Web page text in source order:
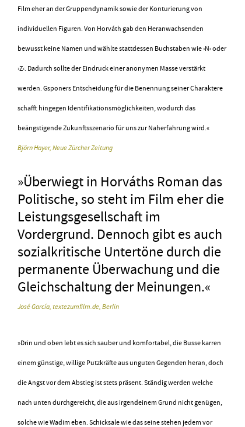
Film eher an der Gruppendynamik sowie der Konturierung von
individuellen Figuren. Von Horváth gab den Heranwachsenden
bewusst keine Namen und wählte stattdessen Buchstaben wie ›N‹ oder
›Z‹. Dadurch sollte der Eindruck einer anonymen Masse verstärkt
werden. Gsponers Entscheidung für die Benennung seiner Charaktere
schafft hingegen Identifikationsmöglichkeiten, wodurch das
beängstigende Zukunftsszenario für uns zur Naherfahrung wird.«
Björn Hayer, Neue Zürcher Zeitung
»Überwiegt in Horváths Roman das
Politische, so steht im Film eher die
Leistungsgesellschaft im
Vordergrund. Dennoch gibt es auch
sozialkritische Untertöne durch die
permanente Überwachung und die
Gleichschaltung der Meinungen.«
José García, textezumfilm.de, Berlin
»Drin und oben lebt es sich sauber und komfortabel, die Busse karren
einem günstige, willige Putzkräfte aus unguten Gegenden heran, doch
die Angst vor dem Abstieg ist stets präsent. Ständig werden welche
nach unten durchgereicht, die aus irgendeinem Grund nicht genügen,
solche wie Wadim eben. Schicksale wie das seine stehen jedem vor